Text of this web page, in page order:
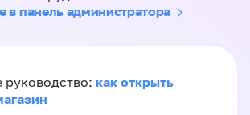
в панель администратора
руководство: как открыть